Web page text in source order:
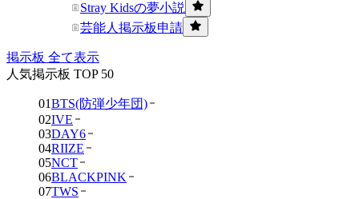
Stray Kidsの夢小説
芸能人掲示板申請
掲示板 全て表示
人気掲示板 TOP 50
01BTS(防弾少年団)
02IVE
03DAY6
04RIIZE
05NCT
06BLACKPINK
07TWS